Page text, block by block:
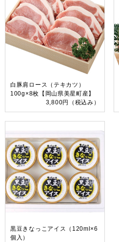
白豚肩ロース（テキカツ）
100g×8枚【岡山県美星町産】
3,800円
（税込み）
黒豆きなっこアイス（120ml×6
個入）